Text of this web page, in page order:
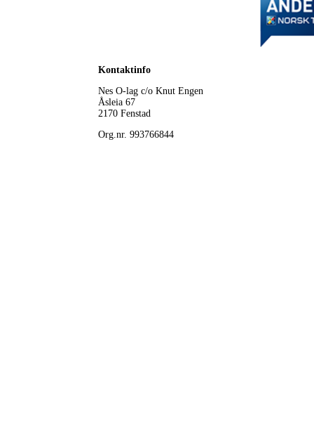
Kontaktinfo
Nes O-lag c/o Knut Engen
Åsleia 67
2170 Fenstad
Org.nr. 993766844